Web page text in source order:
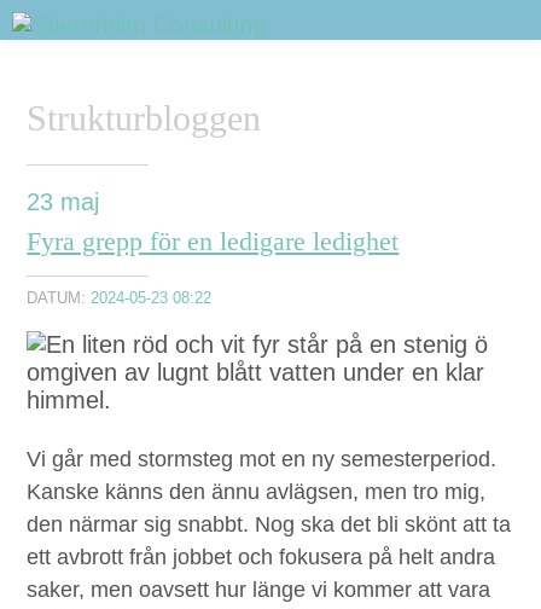
Navigering
Strukturbloggen
23 maj
Fyra grepp för en ledigare ledighet
DATUM:2024-05-23 08:22
Vi går med storm­steg mot en ny semes­ter­pe­ri­od.
Kanske känns den ännu avlägsen, men tro mig,
den när­mar sig snabbt. Nog ska det bli skönt att ta
ett avbrott från job­bet och fokusera på helt andra
sak­er, men oavsett hur länge vi kom­mer att vara